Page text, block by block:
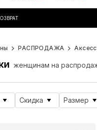
РАСПРОДАЖА
женщинам на
Скидка Размер